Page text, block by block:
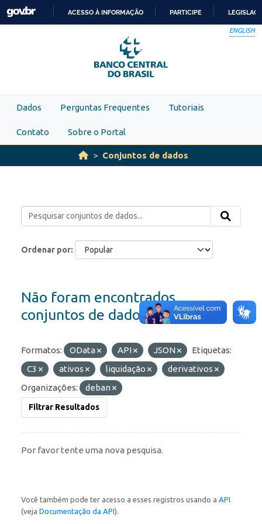
Skip to main content
PARA
O
CONTEÚDO
ACESSO À INFORMAÇÃO PARTICIPE
ENGLISH
Dados Perguntas Frequentes Tutoriais
Contato Sobre o Portal
Conjuntos de dados
Ordenar por
Não foram encontrados
conjuntos de dados
Formatos: OData API JSON
Etiquetas:
C3
ativos liquidação
derivativos
Organizações:
deban
Filtrar Resultados
Por favor tente uma nova pesquisa.
Você também pode ter acesso a esses registros usando a API
(veja Documentação da API).